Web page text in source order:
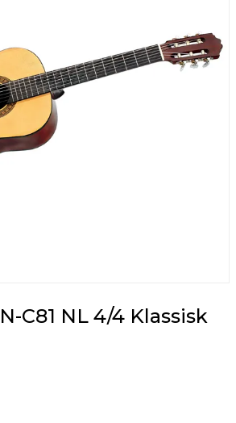
C81 NL 4/4 Klassisk